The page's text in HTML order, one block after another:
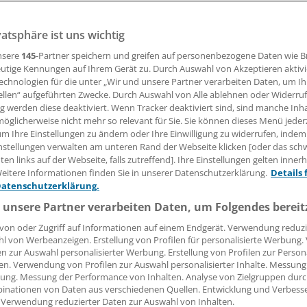
sollten gegen Dengue geimpft werden – nun hat die
Impfprogramm gestoppt. Grund ist eine Warnung des
15:16 Uhr
Die Philippinen haben ein Impfprogramm gegen
Grundschulen abgebrochen. Hintergrund ist eine
wonach der tetravalente Impfstoff Dengvaxia® bei
dem Dengue-Virus infiziert sind, bei einer späteren
kann.
langanhaltenden und effektiven Schutz gegen
eine Infektion durchgemacht haben", heißt es
Eine Analyse von Langzeitdaten aus sechs Jahren
ist uns wichtig
145-Partner speichern und greifen auf personenbezogene Daten wie
Kennungen auf Ihrem Gerät zu. Durch Auswahl von Akzeptieren
für die unter „Wir und unsere Partner verarbeiten Daten, um
aufgeführten Zwecke. Durch Auswahl von Alle ablehnen oder
werden diese deaktiviert. Wenn Tracker deaktiviert sind, sind manche
nicht mehr so relevant für Sie. Sie können dieses Menü
Ihre Einstellungen zu ändern oder Ihre Einwilligung zu widerrufen, indem
verwalten am unteren Rand der Webseite klicken [oder das
links auf der Webseite, falls zutreffend]. Ihre Einstellungen gelten
Informationen finden Sie in unserer Datenschutzerklärung. Details
Partner verarbeiten Daten, um Folgendes
oder Zugriff auf Informationen auf einem Endgerät. Verwendung
von Werbeanzeigen. Erstellung von Profilen für personalisierte
zur Auswahl personalisierter Werbung. Erstellung von Profilen zur
Verwendung von Profilen zur Auswahl personalisierter Inhalte.
Messung der Performance von Inhalten. Analyse von Zielgruppen
von Daten aus verschiedenen Quellen. Entwicklung und
reduzierter Daten zur Auswahl von Inhalten.